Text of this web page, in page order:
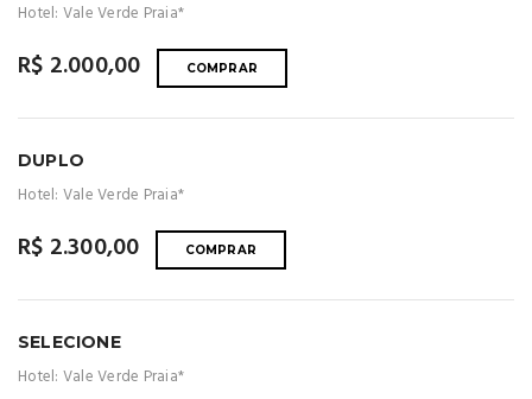
Hotel: Vale Verde Praia*
R$ 2.000,00 COMPRAR
DUPLO
Hotel: Vale Verde Praia*
R$ 2.300,00 COMPRAR
SELECIONE
Hotel: Vale Verde Praia*